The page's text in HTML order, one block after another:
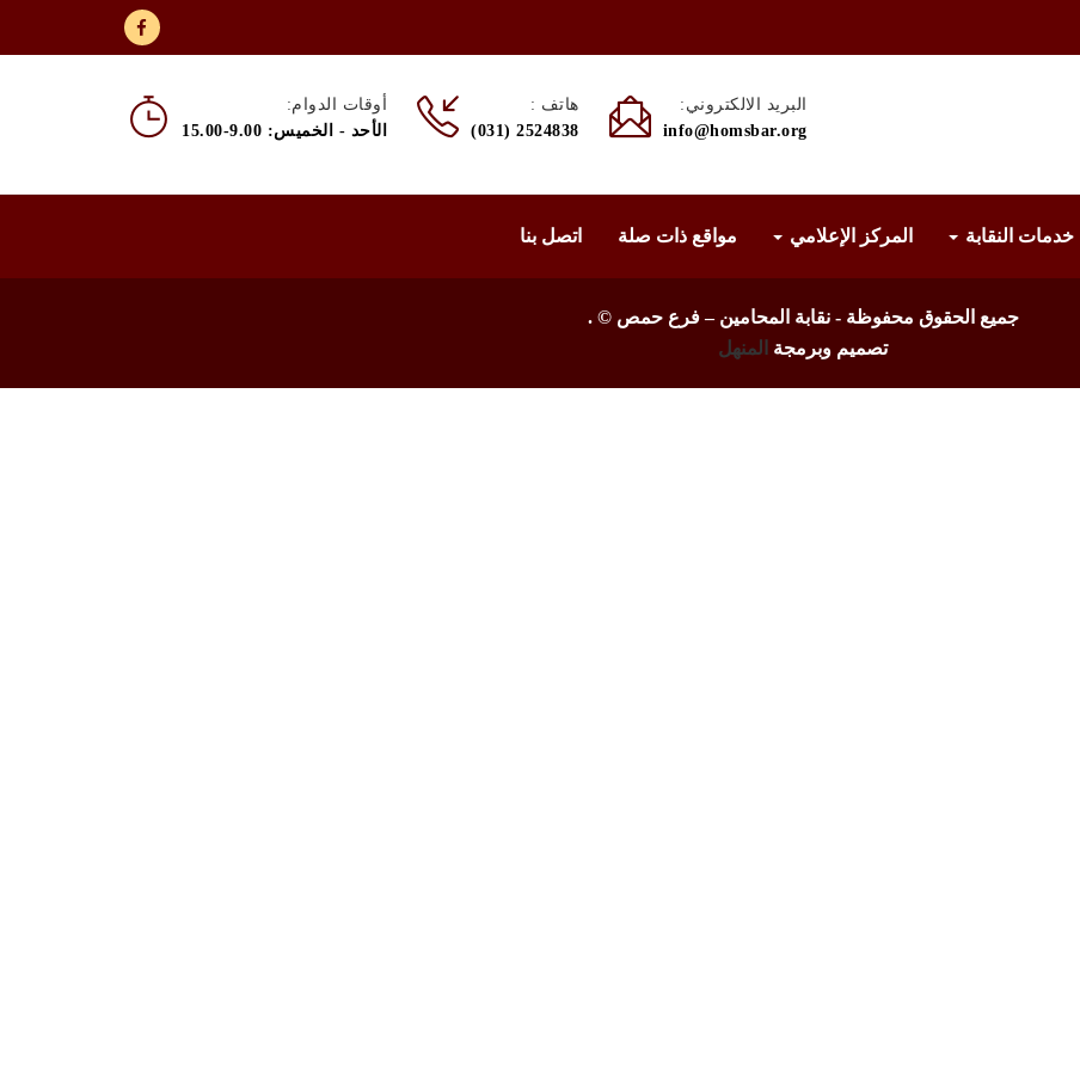
أوقات الدوام:
الأحد - الخميس: 9.00-15.00
هاتف :
(031) 2524838
البريد الالكتروني:
info@homsbar.org
خدمات النقابة المركز الإعلامي مواقع ذات صلة اتصل بنا
جميع الحقوق محفوظة - نقابة المحامين – فرع حمص ©.
تصميم وبرمجة
المنهل